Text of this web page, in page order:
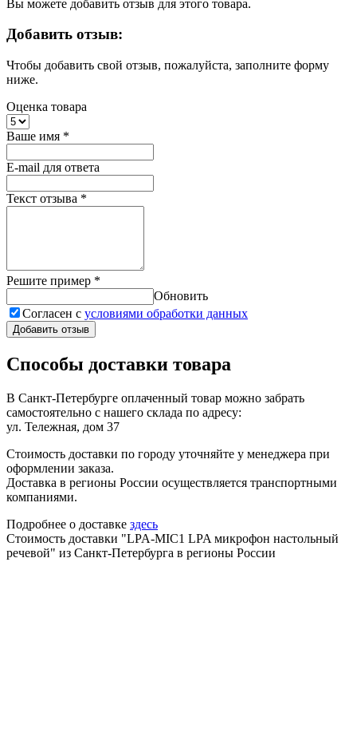
Вы можете добавить отзыв для этого товара.
Добавить отзыв:
Чтобы добавить свой отзыв, пожалуйста, заполните форму
ниже.
Оценка товара
Ваше имя *
E-mail для ответа
Текст отзыва *
Решите пример *
Обновить
Согласен с условиями обработки данных
Добавить отзыв
Способы доставки товара
В Санкт-Петербурге оплаченный товар можно забрать
самостоятельно с нашего склада по адресу:
ул. Тележная, дом 37
Стоимость доставки по городу уточняйте у менеджера при
оформлении заказа.
Доставка в регионы России осуществляется транспортными
компаниями.
Подробнее о доставке здесь
Стоимость доставки "LPA-MIC1 LPA микрофон настольный
речевой" из Санкт-Петербурга в регионы России